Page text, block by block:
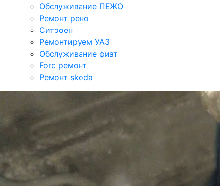
Обслуживание ПЕЖО
Ремонт рено
Ситроен
Ремонтируем УАЗ
Обслуживание фиат
Ford ремонт
Ремонт skoda